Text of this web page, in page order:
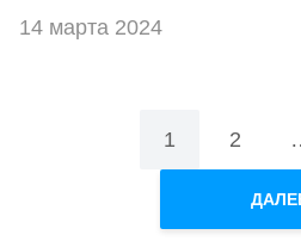
14 марта 2024
Пагинация1 2